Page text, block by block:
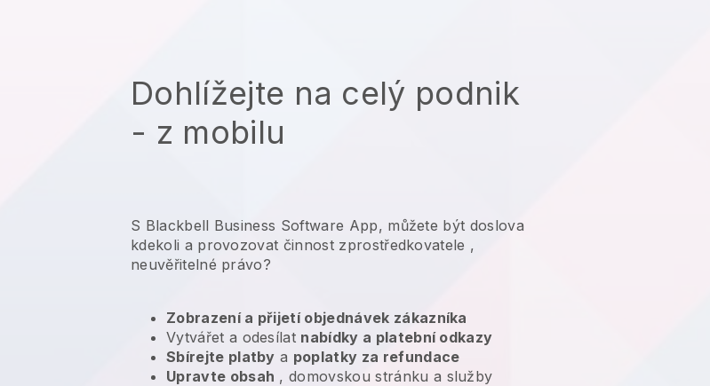
Dohlížejte na celý podnik
- z mobilu
S Blackbell Business Software App, můžete být doslova
kdekoli a provozovat činnost zprostředkovatele ,
neuvěřitelné právo?
Zobrazení a přijetí objednávek zákazníka
Vytvářet a odesílat nabídky a platební odkazy
Sbírejte platby a poplatky za refundace
Upravte obsah , domovskou stránku a služby